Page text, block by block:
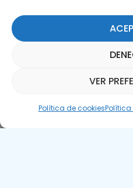
VER
Política de cookies